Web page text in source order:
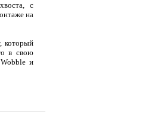
с
на
который
в свою
и
можно
он будет